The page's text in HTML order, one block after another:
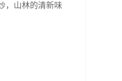
，山林的清新味